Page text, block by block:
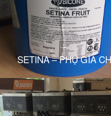
SETINA – PHỤ GIA